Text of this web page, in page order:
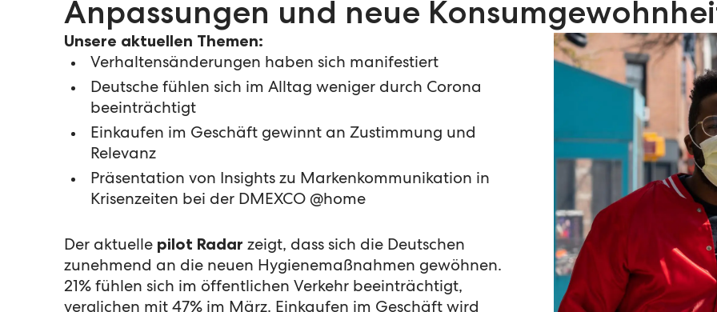
Anpassungen und neue
Unsere aktuellen Themen:
Verhaltensänderungen haben sich manifestiert
Deutsche fühlen sich im Alltag weniger durch Corona
beeinträchtigt
Einkaufen im Geschäft gewinnt an Zustimmung und
Relevanz
Präsentation von Insights zu Markenkommunikation in
Krisenzeiten bei der DMEXCO @home
Der aktuelle pilot Radar zeigt, dass sich die Deutschen
zunehmend an die neuen Hygienemaßnahmen gewöhnen.
21% fühlen sich im öffentlichen Verkehr beeinträchtigt,
verglichen mit 47% im März. Einkaufen im Geschäft wird